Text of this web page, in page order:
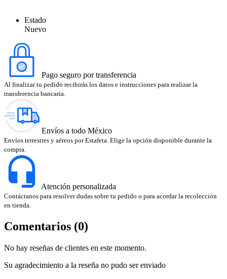
Estado
Nuevo
Pago seguro por transferencia
Al finalizar tu pedido recibirás los datos e instrucciones para realizar la
transferencia bancaria.
Envíos a todo México
Envíos terrestres y aéreos por Estafeta. Elige la opción disponible durante la
compra.
Atención personalizada
Contáctanos para resolver dudas sobre tu pedido o para acordar la recolección
en tienda.
Comentarios (0)
No hay reseñas de clientes en este momento.
Su agradecimiento a la reseña no pudo ser enviado